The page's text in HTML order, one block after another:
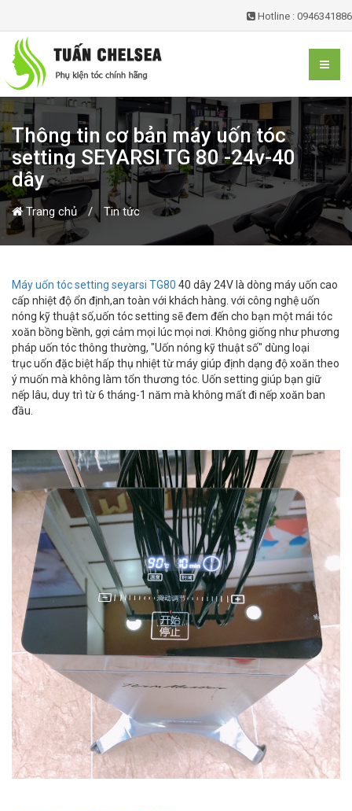
Hotline : 0946341886
Thông tin cơ bản máy uốn tóc
setting SEYARSI TG 80 -24v-40
dây
Trang chủ Tin tức
Máy uốn tóc setting seyarsi TG80 40 dây 24V là dòng máy uốn cao
cấp nhiệt độ ổn định,an toàn với khách hàng. với công nghệ uốn
nóng kỹ thuật số,uốn tóc setting sẽ đem đến cho bạn một mái tóc
xoăn bồng bềnh, gợi cảm mọi lúc mọi nơi. Không giống như phương
pháp uốn tóc thông thường, "Uốn nóng kỹ thuật số" dùng loại
trục uốn đặc biệt hấp thụ nhiệt từ máy giúp định dạng độ xoăn theo
ý muốn mà không làm tổn thương tóc. Uốn setting giúp bạn giữ
nếp lâu, duy trì từ 6 tháng-1 năm mà không mất đi nếp xoăn ban
đầu.